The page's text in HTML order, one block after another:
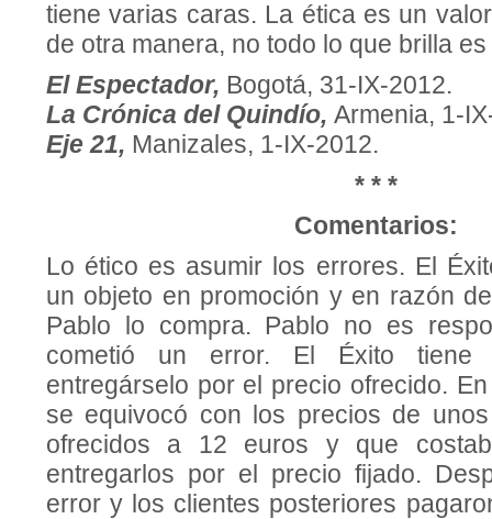
tiene varias caras. La ética es un
de otra manera, no todo lo que brilla
El Espectador, Bogotá, 31-IX-2012.
La Crónica del Quindío, Armenia, 1-
Eje 21, Manizales, 1-IX-2012.
* * *
Comentarios:
Lo ético es asumir los errores. El
un objeto en promoción y en razón
Pablo lo compra. Pablo no es
cometió un error. El Éxito tiene
entregárselo por el precio ofrecido.
se equivocó con los precios de
ofrecidos a 12 euros y que
entregarlos por el precio fijado.
error y los clientes posteriores